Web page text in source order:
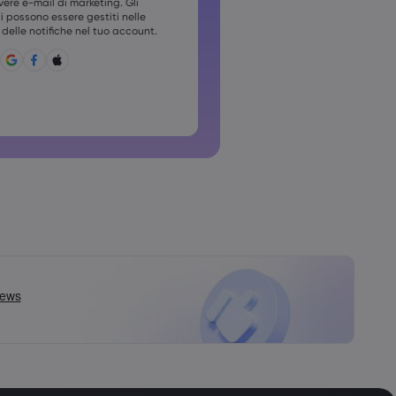
contenere almeno una
possono essere gestiti nelle
notifiche nel tuo account.